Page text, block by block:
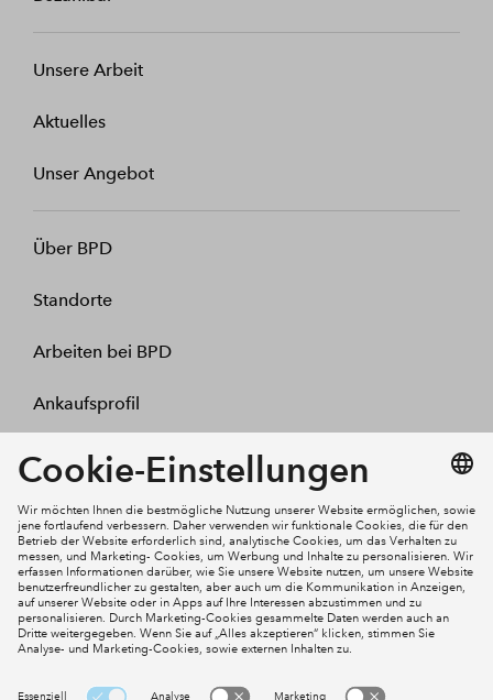
Unsere Arbeit
Aktuelles
Unser Angebot
Über BPD
Standorte
Arbeiten bei BPD
Ankaufsprofil
Kontakt
Mein Konto
Social Media